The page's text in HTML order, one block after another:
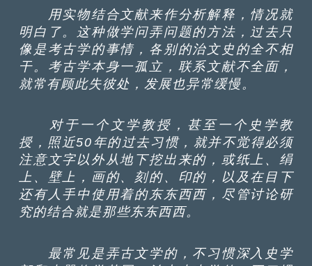
用实物结合文献来作分析解释，情况就
明白了。这种做学问弄问题的方法，过去只
像是考古学的事情，各别的治文史的全不相
干。考古学本身一孤立，联系文献不全面，
就常有顾此失彼处，发展也异常缓慢。
对于一个文学教授，甚至一个史学教
授，照近50年的过去习惯，就并不觉得必须
注意文字以外从地下挖出来的，或纸上、绢
上、壁上，画的、刻的、印的，以及在目下
还有人手中使用着的东东西西，尽管讨论研
究的结合就是那些东东西西。
最常见是弄古文学的，不习惯深入史学